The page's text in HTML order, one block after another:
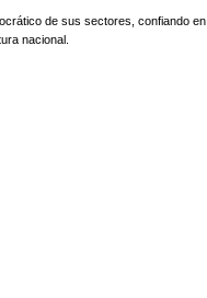
de sus sectores, confiando en
nacional.